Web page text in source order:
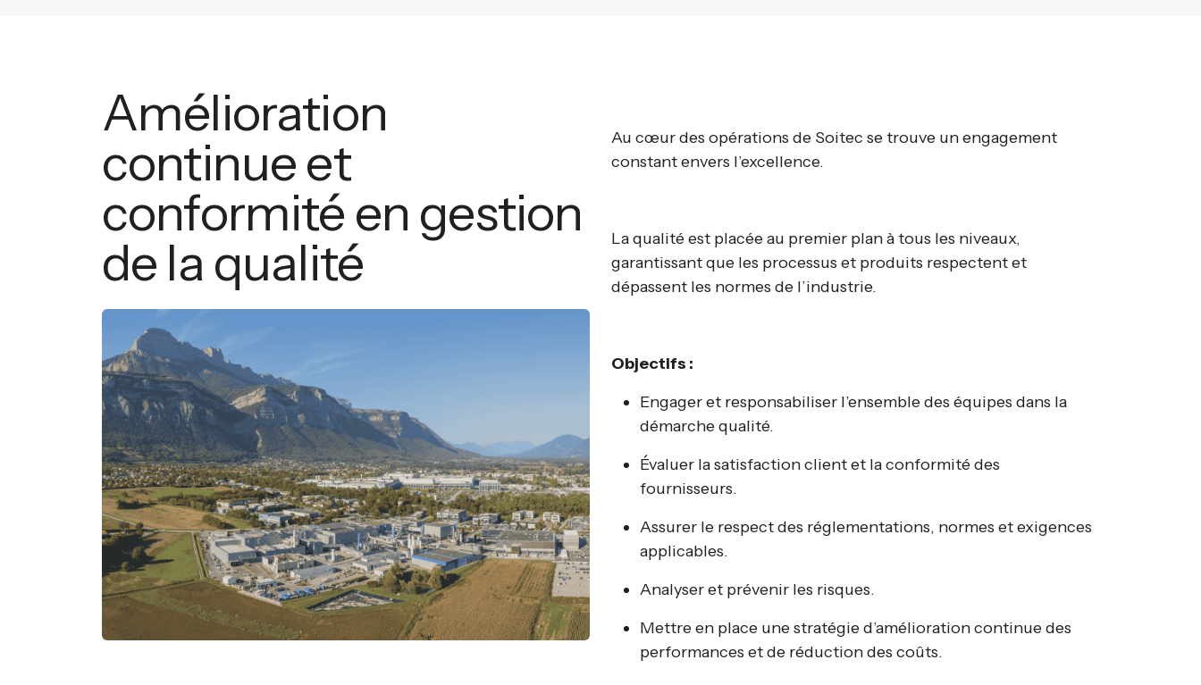
Amélioration
continue et
conformité en gestion
de la qualité
Au cœur des opérations de Soitec se trouve un engagement
constant envers l’excellence.
La qualité est placée au premier plan à tous les niveaux,
garantissant que les processus et produits respectent et
dépassent les normes de l’industrie.
Objectifs :
Engager et responsabiliser l’ensemble des équipes dans la
démarche qualité.
Évaluer la satisfaction client et la conformité des
fournisseurs.
Assurer le respect des réglementations, normes et exigences
applicables.
Analyser et prévenir les risques.
Mettre en place une stratégie d’amélioration continue des
performances et de réduction des coûts.